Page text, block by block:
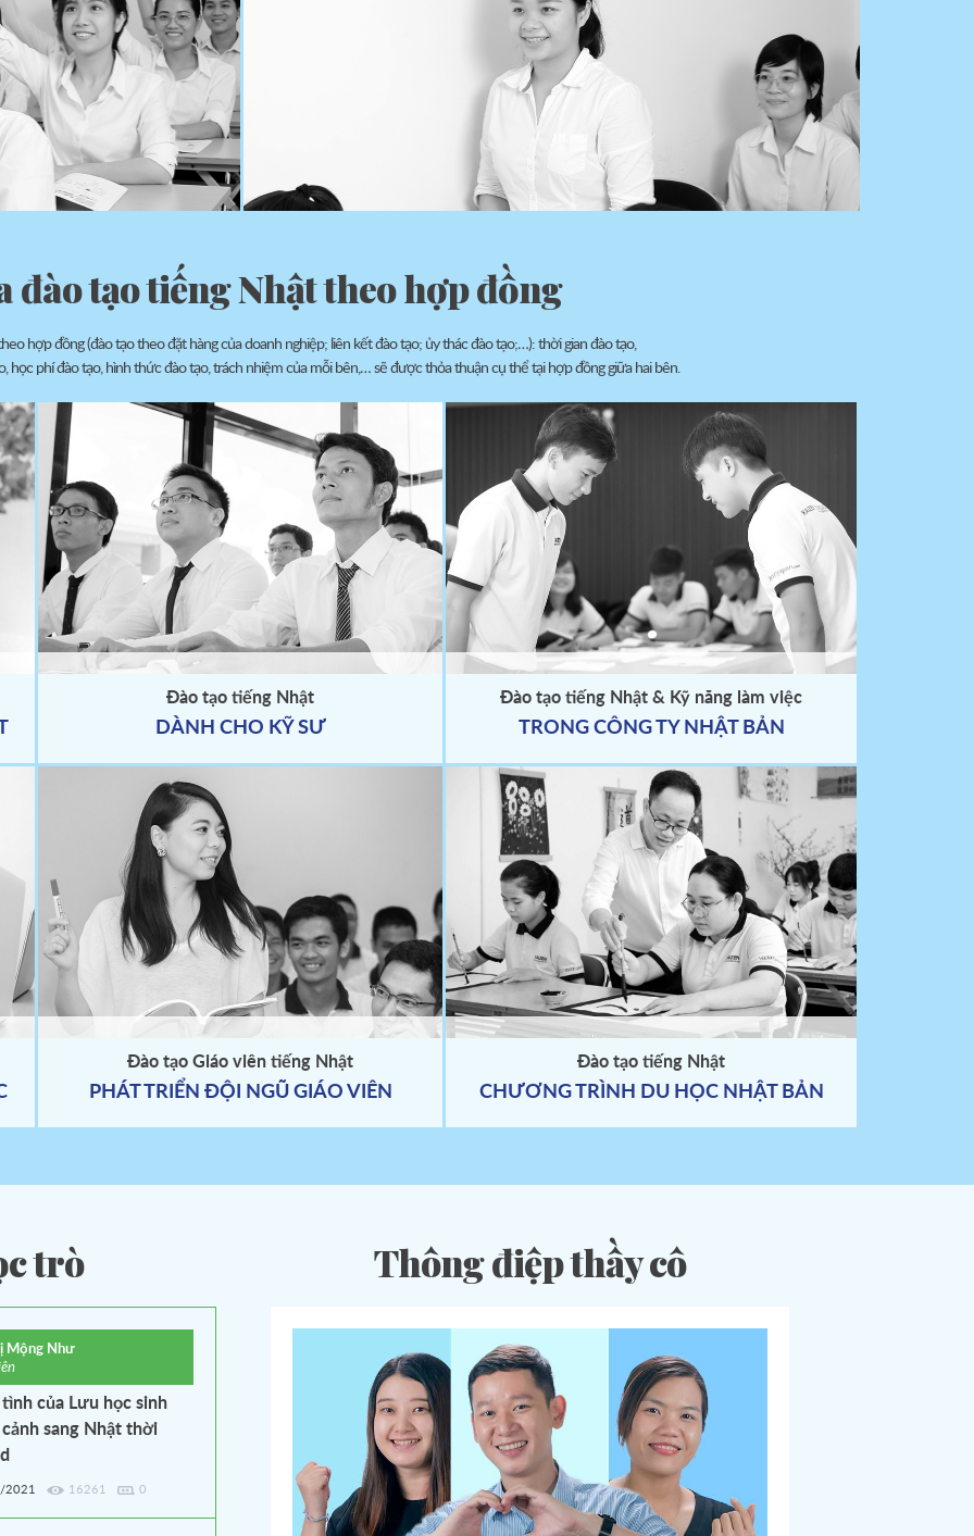
đào tạo tiếng Nhật theo hợp đồng
hợp đồng (đào tạo theo đặt hàng của doanh nghiệp; liên kết đào tạo; ủy thác đào tạo;…): thời gian đào tạo,
học phí đào tạo, hình thức đào tạo, trách nhiệm của mỗi bên,… sẽ được thỏa thuận cụ thể tại hợp đồng giữa hai bên.
Đào tạo tiếng Nhật
DÀNH CHO KỸ SƯ
Đào tạo tiếng Nhật & Kỹ năng làm việc
TRONG CÔNG TY NHẬT BẢN
Đào tạo Giáo viên tiếng Nhật
PHÁT TRIỂN ĐỘI NGŨ GIÁO VIÊN
Đào tạo tiếng Nhật
CHƯƠNG TRÌNH DU HỌC NHẬT BẢN
trò
Mộng Như
tình của Lưu học sinh
sang Nhật thời
2021 16261 0
Thông điệp thầy cô
ACB, CN DONG SAI GON - HCM
Lưu ý:Ngoài tài khoản chỉ định trên, học viên
không chuyển vào bất kỳ tài khoản nào khác.
Nếu học viên chuyển sai thông tin trên, công ty
TNHH ESUHAI không chịu trách nhiệm dưới
mọi hình thức.
Nộp tiền mặt
- Yêu cầu nhân viên thu ngân xuất phiếu thu tại
quầy ngay sau khi nộp tiền.
- Học viên giữ phiếu thu để đối chiếu khi khai
giảng, nhập học.